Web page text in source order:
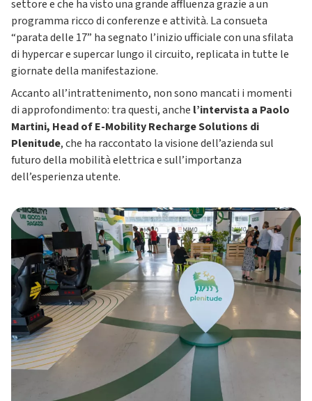
settore e che ha visto una grande affluenza grazie a un
programma ricco di conferenze e attività. La consueta
“parata delle 17” ha segnato l’inizio ufficiale con una sfilata
di hypercar e supercar lungo il circuito, replicata in tutte le
giornate della manifestazione.
Accanto all’intrattenimento, non sono mancati i momenti
di approfondimento: tra questi, anche l’intervista a Paolo
Martini, Head of E-Mobility Recharge Solutions di
Plenitude, che ha raccontato la visione dell’azienda sul
futuro della mobilità elettrica e sull’importanza
dell’esperienza utente.